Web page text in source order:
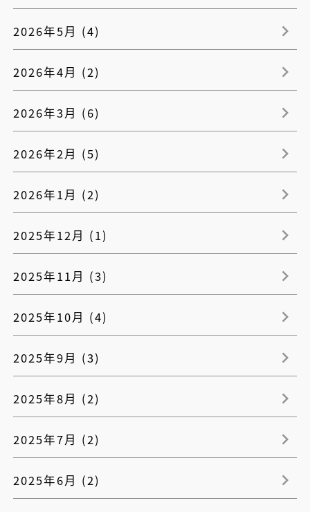
2026年5月 (4)
2026年4月 (2)
2026年3月 (6)
2026年2月 (5)
2026年1月 (2)
2025年12月 (1)
2025年11月 (3)
2025年10月 (4)
2025年9月 (3)
2025年8月 (2)
2025年7月 (2)
2025年6月 (2)